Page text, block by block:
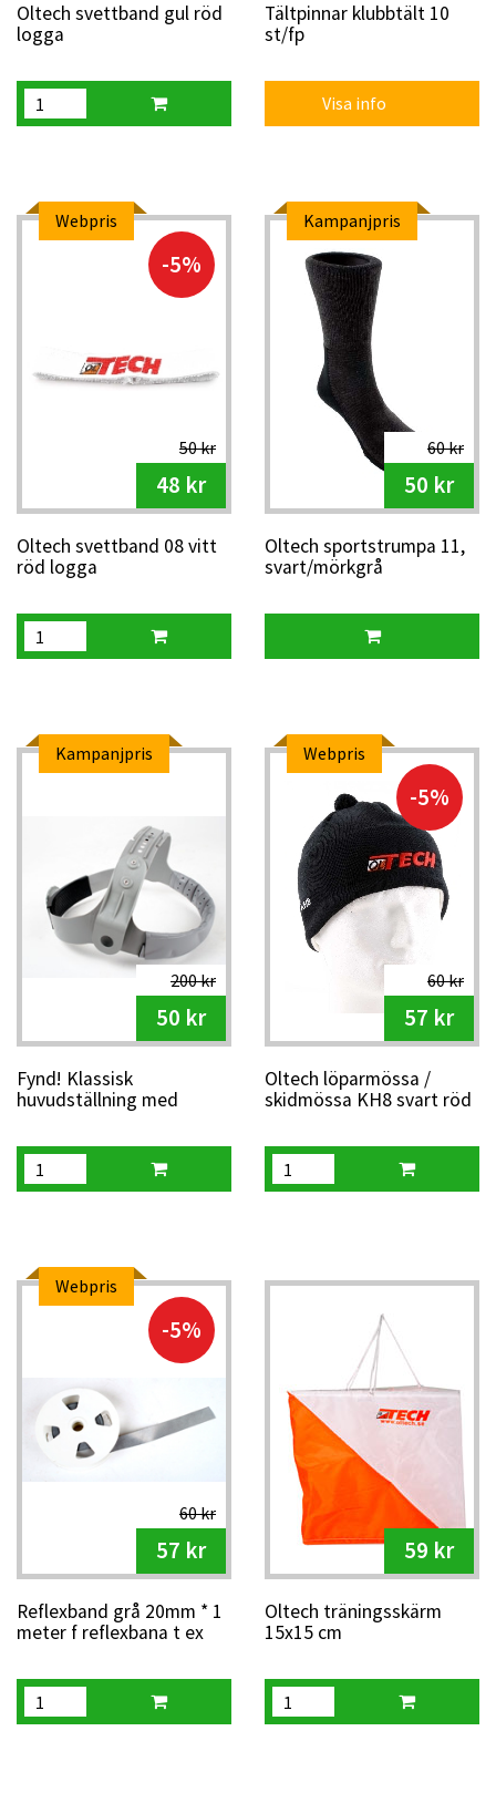
Oltech svettband gul röd
logga
Tältpinnar klubbtält 10
st/fp
Visa info
Webpris
-5%
50 kr
48 kr
Oltech svettband 08 vitt
röd logga
Kampanjpris
60 kr
50 kr
Oltech sportstrumpa 11,
svart/mörkgrå
Kampanjpris
200 kr
50 kr
Fynd! Klassisk
huvudställning med
Webpris
-5%
60 kr
57 kr
Oltech löparmössa /
skidmössa KH8 svart röd
Webpris
-5%
60 kr
57 kr
Reflexband grå 20mm * 1
meter f reflexbana t ex
59 kr
Oltech träningsskärm
15x15 cm